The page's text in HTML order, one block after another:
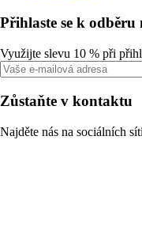
Přihlaste se k odběru
Využijte slevu 10 % při
Zůstaňte v kontaktu
Najděte nás na sociálních